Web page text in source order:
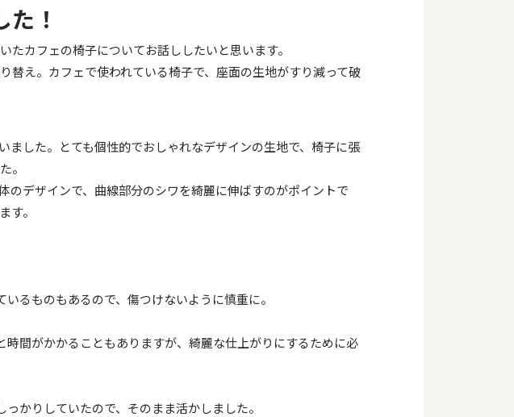
！
カフェの椅子についてお話ししたいと思います。
替え。カフェで使われている椅子で、座面の生地がすり減って破
した。とても個性的でおしゃれなデザインの生地で、椅子に張
。
デザインで、曲線部分のシワを綺麗に伸ばすのがポイントで
す。
るものもあるので、傷つけないように慎重に。
間がかかることもありますが、綺麗な仕上がりにするために必
かりしていたので、そのまま活かしました。